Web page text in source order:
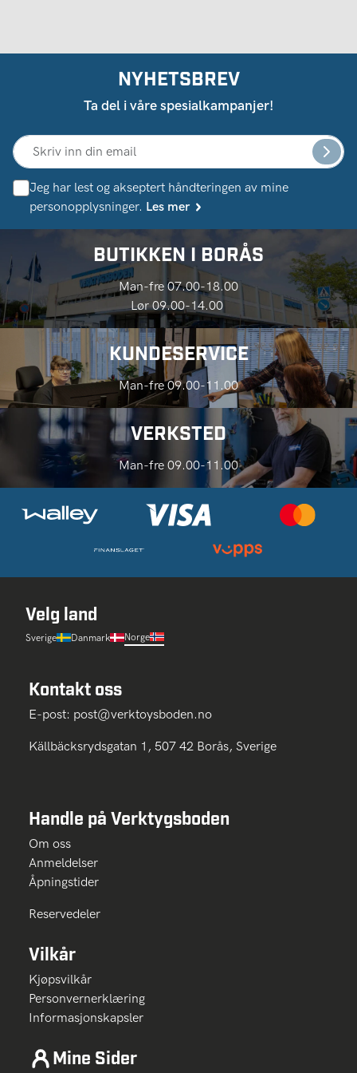
NYHETSBREV
Ta del i våre spesialkampanjer!
Jeg har lest og akseptert håndteringen av mine
personopplysninger. Les mer
BUTIKKEN I BORÅS
Man-fre 07.00-18.00
Lør 09.00-14.00
KUNDESERVICE
Man-fre 09.00-11.00
VERKSTED
Man-fre 09.00-11.00
Velg land
Sverige Danmark Norge
Kontakt oss
E-post: post@verktoysboden.no
Källbäcksrydsgatan 1, 507 42 Borås, Sverige
Handle på Verktygsboden
Om oss
Anmeldelser
Åpningstider
Reservedeler
Vilkår
Kjøpsvilkår
Personvernerklæring
Informasjonskapsler
Mine Sider